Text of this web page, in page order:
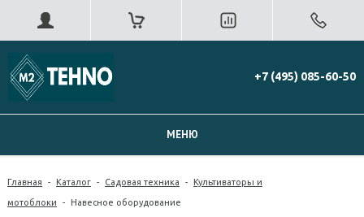
+7 (495) 085-60-50
МЕНЮ
Главная - Каталог - Садовая техника - Культиваторы и
мотоблоки - Навесное оборудование